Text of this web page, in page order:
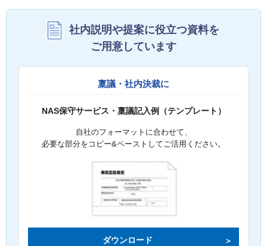
社内説明や提案に役立つ資料を
ご用意しています
稟議・社内決裁に
NAS保守サービス・稟議記入例（テンプレート）
自社のフォーマットに合わせて、
必要な部分をコピー&ペーストしてご活用ください。
ダウンロード